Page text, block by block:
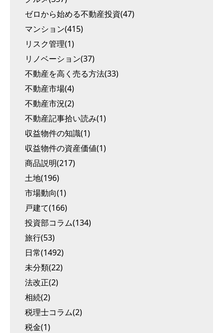
ゼロから始める不動産投資(47)
マンション(415)
リスク管理(1)
リノベーション(37)
不動産を高く売る方法(33)
不動産市場(4)
不動産市況(2)
不動産記事拾い読み(1)
収益物件の知識(1)
収益物件の資産価値(1)
商品説明(217)
土地(196)
市場動向(1)
戸建て(166)
投資部コラム(134)
旅行(53)
日常(1492)
未分類(22)
法改正(2)
相続(2)
税理士コラム(2)
税金(1)